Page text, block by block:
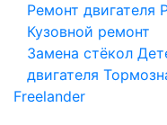
Ремонт двигателя
Кузовной ремонт
Замена стёкол
двигателя
Freelander